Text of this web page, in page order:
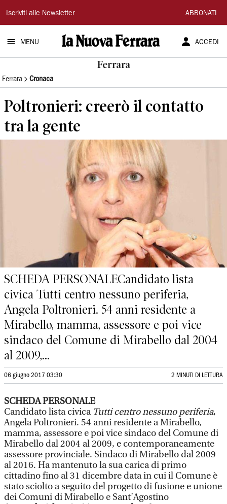
La
Nuova
Ferrara
Iscriviti alle Newsletter ABBONATI
MENU ACCEDI
Ferrara
Ferrara Cronaca
Poltronieri: creerò il contatto
tra la gente
SCHEDA PERSONALECandidato lista
civica Tutti centro nessuno periferia,
Angela Poltronieri. 54 anni residente a
Mirabello, mamma, assessore e poi vice
sindaco del Comune di Mirabello dal 2004
al 2009,...
06 giugno 2017 03:30 2 MINUTI DI LETTURA
SCHEDA PERSONALE
Candidato lista civica Tutti centro nessuno periferia,
Angela Poltronieri. 54 anni residente a Mirabello,
mamma, assessore e poi vice sindaco del Comune di
Mirabello dal 2004 al 2009, e contemporaneamente
assessore provinciale. Sindaco di Mirabello dal 2009
al 2016. Ha mantenuto la sua carica di primo
cittadino fino al 31 dicembre data in cui il Comune è
stato sciolto a seguito del progetto di fusione e unione
dei Comuni di Mirabello e Sant’Agostino